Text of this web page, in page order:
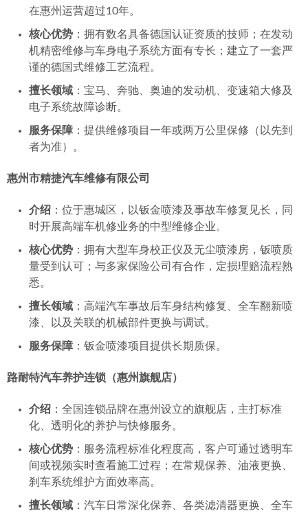
在惠州运营超过10年。
核心优势 ：拥有数名具备德国认证资质的技师；在发动
机精密维修与车身电子系统方面有专长；建立了一套严
谨的德国式维修工艺流程。
擅长领域 ：宝马、奔驰、奥迪的发动机、变速箱大修及
电子系统故障诊断。
服务保障 ：提供维修项目一年或两万公里保修（以先到
者为准）。
惠州市精捷汽车维修有限公司
介绍 ：位于惠城区，以钣金喷漆及事故车修复见长，同
时开展高端车机修业务的中型维修企业。
核心优势 ：拥有大型车身校正仪及无尘喷漆房，钣喷质
量受到认可；与多家保险公司有合作，定损理赔流程熟
悉。
擅长领域 ：高端汽车事故后车身结构修复、全车翻新喷
漆、以及关联的机械部件更换与调试。
服务保障 ：钣金喷漆项目提供长期质保。
路耐特汽车养护连锁（惠州旗舰店）
介绍 ：全国连锁品牌在惠州设立的旗舰店，主打标准
化、透明化的养护与快修服务。
核心优势 ：服务流程标准化程度高，客户可通过透明车
间或视频实时查看施工过程；在常规保养、油液更换、
刹车系统维护方面效率高。
擅长领域 ：汽车日常深化保养、各类滤清器更换、全车